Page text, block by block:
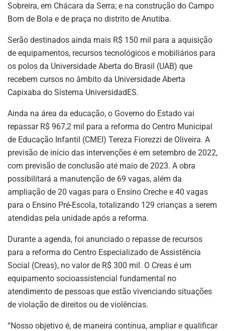
Sobreira, em Chácara da Serra; e na construção do Campo
Bom de Bola e de praça no distrito de Anutiba.
Serão destinados ainda mais R$ 150 mil para a aquisição
de equipamentos, recursos tecnológicos e mobiliários para
os polos da Universidade Aberta do Brasil (UAB) que
recebem cursos no âmbito da Universidade Aberta
Capixaba do Sistema UniversidadES.
Ainda na área da educação, o Governo do Estado vai
repassar R$ 967,2 mil para a reforma do Centro Municipal
de Educação Infantil (CMEI) Tereza Fiorezzi de Oliveira. A
previsão de início das intervenções é em setembro de 2022,
com previsão de conclusão até maio de 2023. A obra
possibilitará a manutenção de 69 vagas, além da
ampliação de 20 vagas para o Ensino Creche e 40 vagas
para o Ensino Pré-Escola, totalizando 129 crianças a serem
atendidas pela unidade após a reforma.
Durante a agenda, foi anunciado o repasse de recursos
para a reforma do Centro Especializado de Assistência
Social (Creas), no valor de R$ 300 mil. O Creas é um
equipamento socioassistencial fundamental no
atendimento de pessoas que estão vivenciando situações
de violação de direitos ou de violências.
“Nosso objetivo é, de maneira contínua, ampliar e qualificar